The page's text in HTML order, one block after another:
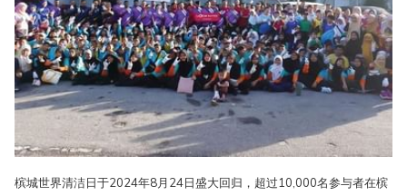
槟城世界清洁日于2024年8月24日盛大回归，超过10,000名参与者在槟